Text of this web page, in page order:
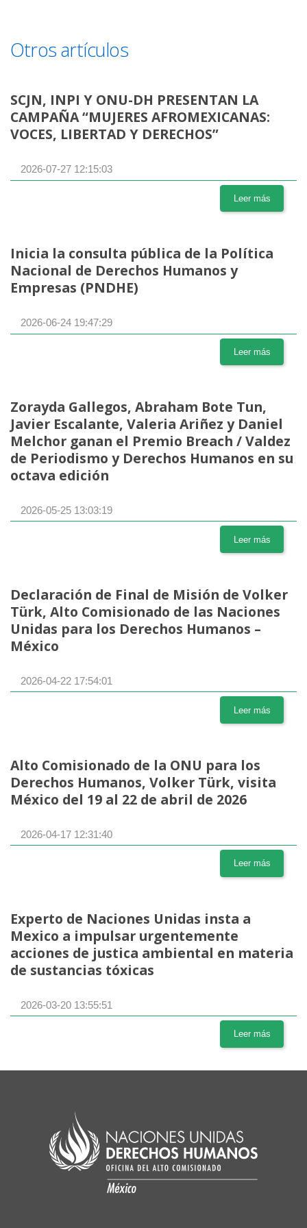
Otros artículos
SCJN, INPI Y ONU-DH PRESENTAN LA
CAMPAÑA “MUJERES AFROMEXICANAS:
VOCES, LIBERTAD Y DERECHOS”
2026-07-27 12:15:03
Leer más
Inicia la consulta pública de la Política
Nacional de Derechos Humanos y
Empresas (PNDHE)
2026-06-24 19:47:29
Leer más
Zorayda Gallegos, Abraham Bote Tun,
Javier Escalante, Valeria Ariñez y Daniel
Melchor ganan el Premio Breach / Valdez
de Periodismo y Derechos Humanos en su
octava edición
2026-05-25 13:03:19
Leer más
Declaración de Final de Misión de Volker
Türk, Alto Comisionado de las Naciones
Unidas para los Derechos Humanos –
México
2026-04-22 17:54:01
Leer más
Alto Comisionado de la ONU para los
Derechos Humanos, Volker Türk, visita
México del 19 al 22 de abril de 2026
2026-04-17 12:31:40
Leer más
Experto de Naciones Unidas insta a
Mexico a impulsar urgentemente
acciones de justica ambiental en materia
de sustancias tóxicas
2026-03-20 13:55:51
Leer más